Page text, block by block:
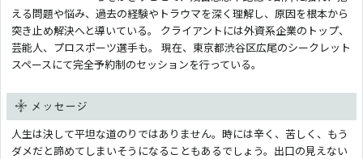
える問題や悩み、過去の経験やトラウマを深く理解し、原因を根本から
突き止め解決へと導いている。 クライアントには外資系企業のトップ、
芸能人、プロスポーツ選手も。 現在、東京都渋谷区広尾のシークレット
スペースにて完全予約制のセッションを行っている。
メッセージ
人生は決して平坦な道のりではありません。時には辛く、苦しく、もう
ダメだと諦めてしまいそうになることもあるでしょう。出口の見えない